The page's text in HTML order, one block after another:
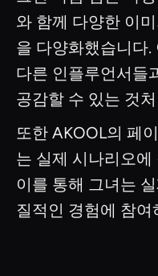
와 함께 다양한 이
을 다양화했습니다.
다른 인플루언서들
공감할 수 있는 것
또한 AKOOL의 페
는 실제 시나리오
이를 통해 그녀는
질적인 경험에 참